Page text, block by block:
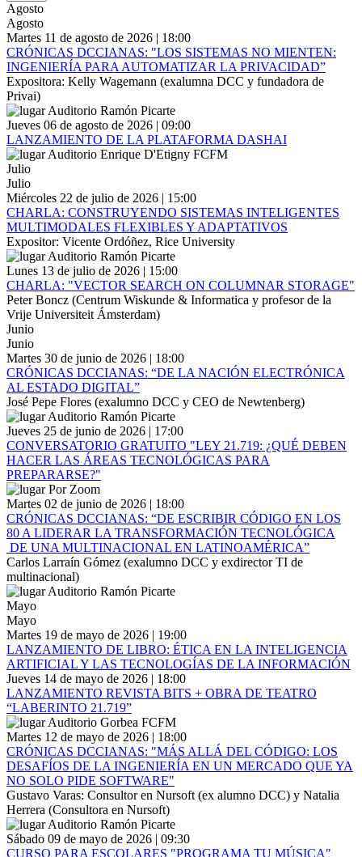
Agosto
Agosto
Martes 11 de agosto de 2026 | 18:00
CRÓNICAS DCCIANAS: "LOS SISTEMAS NO MIENTEN:
INGENIERÍA PARA AUTOMATIZAR LA PRIVACIDAD”
Expositora: Kelly Wagemann (exalumna DCC y fundadora de
Privai)
Auditorio Ramón Picarte
Jueves 06 de agosto de 2026 | 09:00
LANZAMIENTO DE LA PLATAFORMA DASHAI
Auditorio Enrique D'Etigny FCFM
Julio
Julio
Miércoles 22 de julio de 2026 | 15:00
CHARLA: CONSTRUYENDO SISTEMAS INTELIGENTES
MULTIMODALES FLEXIBLES Y ADAPTATIVOS
Expositor: Vicente Ordóñez, Rice University
Auditorio Ramón Picarte
Lunes 13 de julio de 2026 | 15:00
CHARLA: "VECTOR SEARCH ON COLUMNAR STORAGE"
Peter Boncz (Centrum Wiskunde & Informatica y profesor de la
Vrije Universiteit Ámsterdam)
Junio
Junio
Martes 30 de junio de 2026 | 18:00
CRÓNICAS DCCIANAS: “DE LA NACIÓN ELECTRÓNICA
AL ESTADO DIGITAL”
José Pepe Flores (exalumno DCC y CEO de Newtenberg)
Auditorio Ramón Picarte
Jueves 25 de junio de 2026 | 17:00
CONVERSATORIO GRATUITO "LEY 21.719: ¿QUÉ DEBEN
HACER LAS ÁREAS TECNOLÓGICAS PARA
PREPARARSE?"
Por Zoom
Martes 02 de junio de 2026 | 18:00
CRÓNICAS DCCIANAS: “DE ESCRIBIR CÓDIGO EN LOS
80 A LIDERAR LA TRANSFORMACIÓN TECNOLÓGICA
DE UNA MULTINACIONAL EN LATINOAMÉRICA”
Carlos Larraín Gómez (exalumno DCC y exdirector TI de
multinacional)
Auditorio Ramón Picarte
Mayo
Mayo
Martes 19 de mayo de 2026 | 19:00
LANZAMIENTO DE LIBRO: ÉTICA EN LA INTELIGENCIA
ARTIFICIAL Y LAS TECNOLOGÍAS DE LA INFORMACIÓN
Jueves 14 de mayo de 2026 | 18:00
LANZAMIENTO REVISTA BITS + OBRA DE TEATRO
“LABERINTO 21.719”
Auditorio Gorbea FCFM
Martes 12 de mayo de 2026 | 18:00
CRÓNICAS DCCIANAS: "MÁS ALLÁ DEL CÓDIGO: LOS
DESAFÍOS DE LA INGENIERÍA EN UN MERCADO QUE YA
NO SOLO PIDE SOFTWARE"
Gustavo Varas: Consultor en Nursoft (ex alumno DCC) y Natalia
Herrera (Consultora en Nursoft)
Auditorio Ramón Picarte
Sábado 09 de mayo de 2026 | 09:30
CURSO PARA ESCOLARES "PROGRAMA TU MÚSICA"